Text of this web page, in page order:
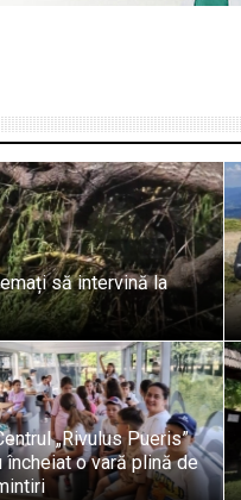
să intervină la
„Rivulus Pueris”
încheiat o vară plină de